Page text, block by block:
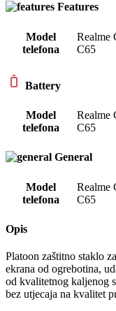
Features
Model
telefona
Realme
C65
Battery
Model
telefona
Realme
C65
General
Model
telefona
Realme
C65
Opis
Platoon zaštitno staklo
ekrana od ogrebotina,
od kvalitetnog kaljenog
bez utjecaja na kvalitet